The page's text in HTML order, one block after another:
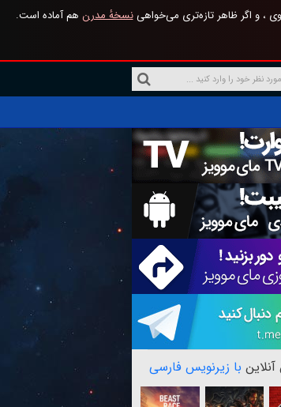
، و اگر ظاهر تازه‌تری می‌خواهینسخهٔ مدرن هم آماده است.
با زیرنویس فارسی